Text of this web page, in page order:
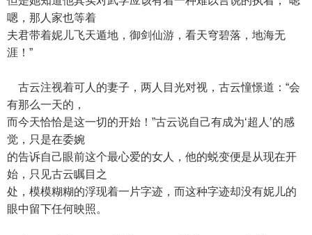
嗯，那人家也等着
夫君带着妮儿飞天遁地，御剑仙游，看天穹碧落，地海无
涯！”
古云注视着可人的妻子，两人目光对视，古云憧憬道：“会
有那么一天的，
而今天恰恰是这一切的开始！”古云说自己有成为‘超人’的感
觉，只是在委婉
的告诉自己眼前这个最心爱的女人，他的蜕变便是从现在开
始，只见古云瞩目之
处，模模糊糊的浮现着一片字迹，而这种字迹却没有妮儿的
眼中留下任何映照。